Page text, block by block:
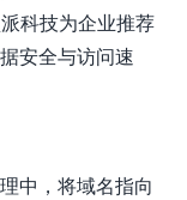
科技为企业推荐
安全与访问速
中，将域名指向